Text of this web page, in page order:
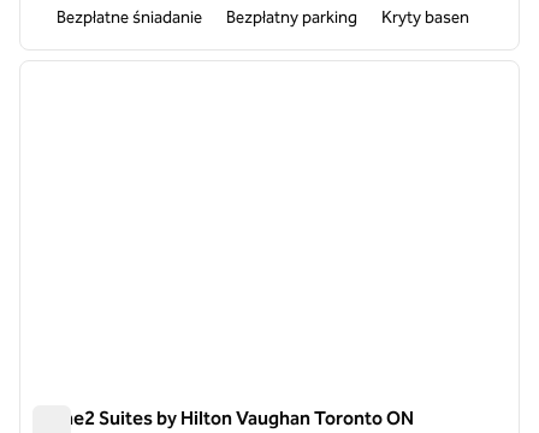
Bezpłatne śniadanie Bezpłatny parking Kryty basen
1 z 12
Home2 Suites by Hilton Vaughan Toronto ON